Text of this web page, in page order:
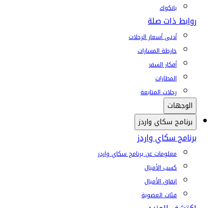
بانكوك
روابط ذات صلة
أدنى أسعار الرحلات
خارطة المسارات
أفكار السفر
المطارات
رحلات المتابعة
الوجهات
برنامج سكاي واردز
برنامج سكاي واردز
معلومات عن برنامج سكاي واردز
كسب الأميال
إنفاق الأميال
فئات العضوية